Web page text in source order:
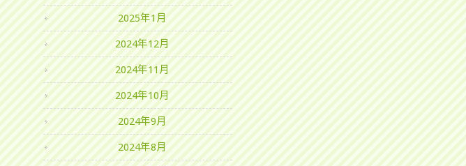
2025年1月
2024年12月
2024年11月
2024年10月
2024年9月
2024年8月